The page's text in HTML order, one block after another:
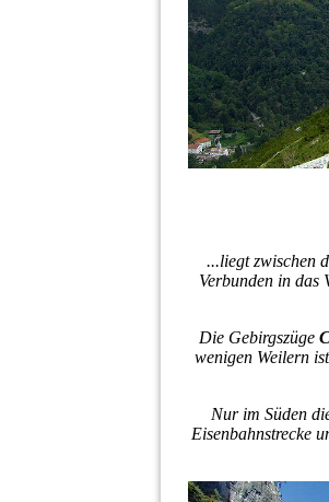
...liegt zwischen
Verbunden in das
Die Gebirgszüge
wenigen Weilern
Nur im Süden
Eisenbahnstrecke